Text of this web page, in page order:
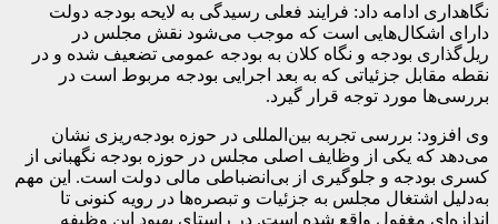
نگاهداری ادامه داد: فرایند فعلی رسیدگی به لایحه بودجه دولت
دارای اشکال‌هایی است که موجب می‌شود نقش مجلس در
ریل‌گذاری بودجه و نگاه کلان به بودجه عمومی تضعیف شده و در
نقطه مقابل جزئیاتی که به بعد اجرایی بودجه مربوط است در
بررسی‌ها مورد توجه قرار گیرد.
وی افزود: بررسی تجربه بین‌المللی در حوزه بودجه‌ریزی نشان
می‌دهد که یکی از وظایف اصلی مجلس در حوزه بودجه نگهبانی از
کسری بودجه و جلوگیری از بی‌انضباطی مالی دولت است. این مهم
به‌دلیل اشتغال مجلس به جزئیات و تبصره‌ها در رویه کنونی تا
اندازه‌ای مغفول واقع شده است. در راستای بهبود این وظیفه